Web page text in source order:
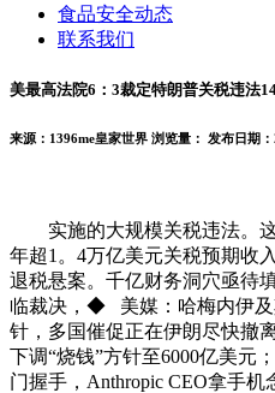
食品安全动态
联系我们
美最高法院6：3裁定特朗普关税违法
来源：1396me皇家世界 浏览量： 发布日期
实施的大规模关税违法。这
年超1。4万亿美元关税预期收
退税悬案。千亿财务洞穴亟待
临裁决，◆ 美媒：哈梅内伊及
针，多国催促正在伊朗尽快撤
下调“烧钱”方针至6000亿美元
门握手，Anthropic CEO拿手机